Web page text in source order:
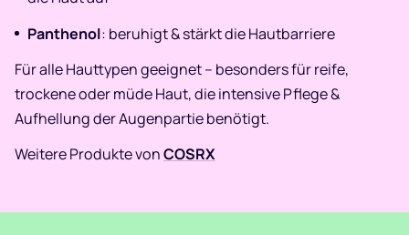
Panthenol: beruhigt & stärkt die Hautbarriere
Für alle Hauttypen geeignet – besonders für reife,
trockene oder müde Haut, die intensive Pflege &
Aufhellung der Augenpartie benötigt.
Weitere Produkte vonCOSRX